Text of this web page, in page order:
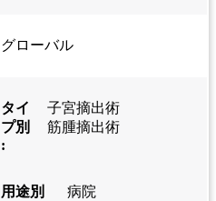
グローバル
タイ
プ別
:
子宮摘出術
筋腫摘出術
用途別
病院